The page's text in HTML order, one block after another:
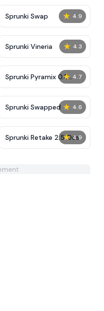
★ 4.9
Sprunki Swap
★ 4.3
Sprunki Vineria
★ 4.7
Sprunki Pyramix 0.9
Love Edition
★ 4.6
Sprunki Swapped
★ 4.9
Sprunki Retake 2.5 Ocs